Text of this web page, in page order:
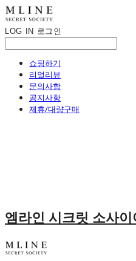
LOG IN 로그인
쇼핑하기
리얼리뷰
문의사항
공지사항
제휴/대량구매
엠라인 시크릿 소사이